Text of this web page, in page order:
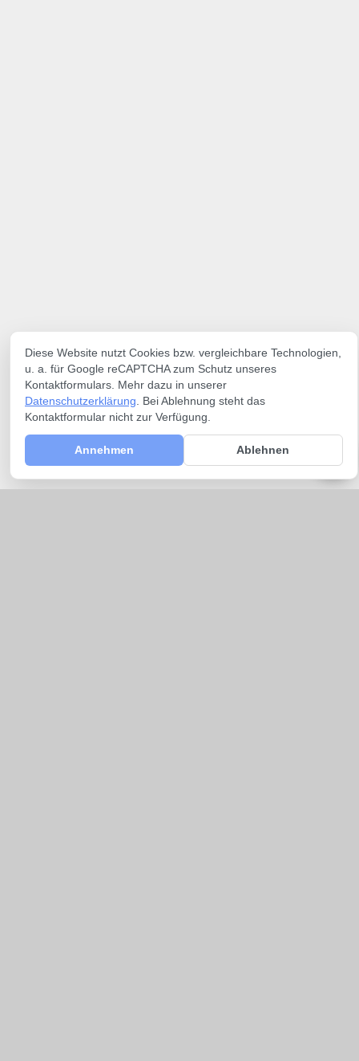
Diese Website nutzt Cookies bzw. vergleichbare Technologien,
u. a. für Google reCAPTCHA zum Schutz unseres
Kontaktformulars. Mehr dazu in unserer
Datenschutzerklärung . Bei Ablehnung steht das
Kontaktformular nicht zur Verfügung.
Annehmen Ablehnen